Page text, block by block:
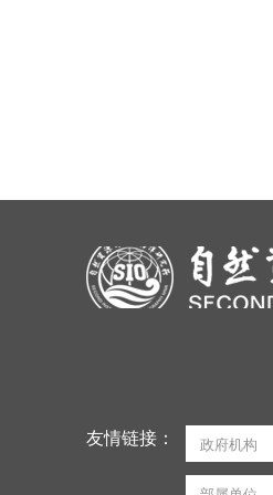
友情链接： 政府机构